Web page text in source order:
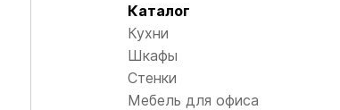
Каталог
Кухни
Шкафы
Стенки
Мебель для офиса